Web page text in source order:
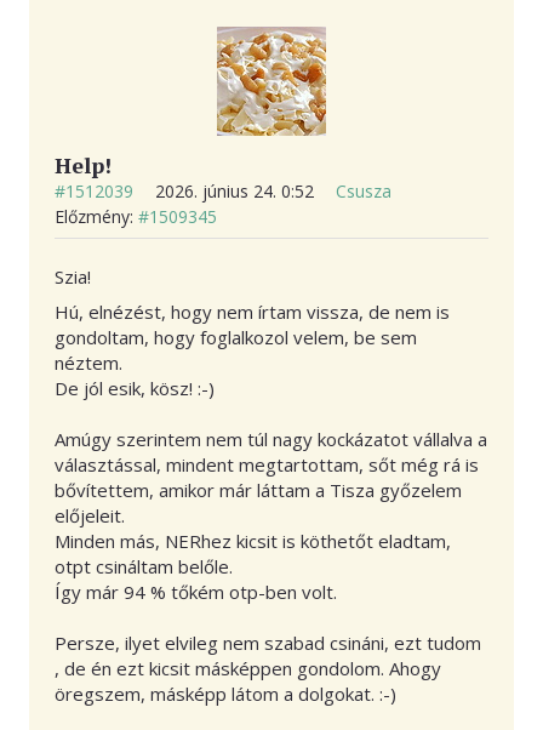
Help!
#1512039 2026. június 24. 0:52
Csusza
Előzmény: #1509345
Szia!
Hú, elnézést, hogy nem írtam vissza, de nem is
gondoltam, hogy foglalkozol velem, be sem
néztem.
De jól esik, kösz! :-)
Amúgy szerintem nem túl nagy kockázatot vállalva a
választással, mindent megtartottam, sőt még rá is
bővítettem, amikor már láttam a Tisza győzelem
előjeleit.
Minden más, NERhez kicsit is köthetőt eladtam,
otpt csináltam belőle.
Így már 94 % tőkém otp-ben volt.
Persze, ilyet elvileg nem szabad csináni, ezt tudom
, de én ezt kicsit másképpen gondolom. Ahogy
öregszem, másképp látom a dolgokat. :-)